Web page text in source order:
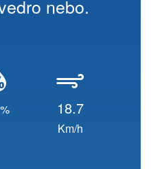
nebo.
% 18.7
Km/h